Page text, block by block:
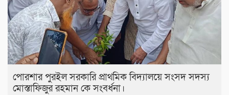
পোরশার পুরইল সরকারি প্রাথমিক বিদ্যালয়ে সংসদ সদস্য
মোস্তাফিজুর রহমান কে সংবর্ধনা।